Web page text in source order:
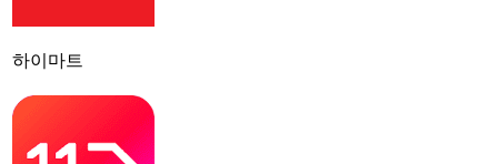
하이마트